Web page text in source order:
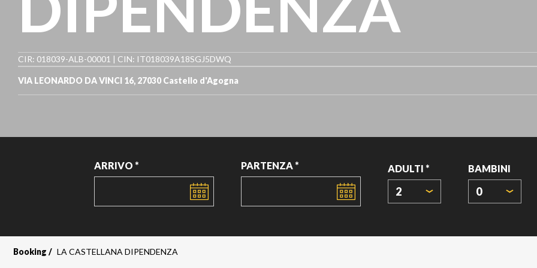
CIR: 018039-ALB-00001 | CIN: IT018039A18SGJ5DWQ
VIA LEONARDO DA VINCI 16, 27030 Castello d'Agogna
ARRIVO * PARTENZA * ADULTI *
2
BAMBINI
0
Booking LA CASTELLANA DIPENDENZA